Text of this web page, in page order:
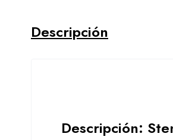
Descripción
Descripción: